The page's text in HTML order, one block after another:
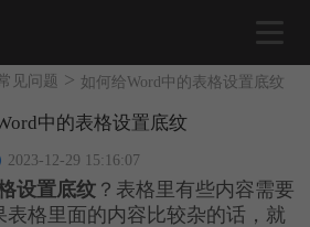
见问题 > 如何给Word中的表格设置底纹
中的表格设置底纹
2023-12-29 15:16:07
设置底纹？表格里有些内容需要
格里面的内容比较杂的话，就